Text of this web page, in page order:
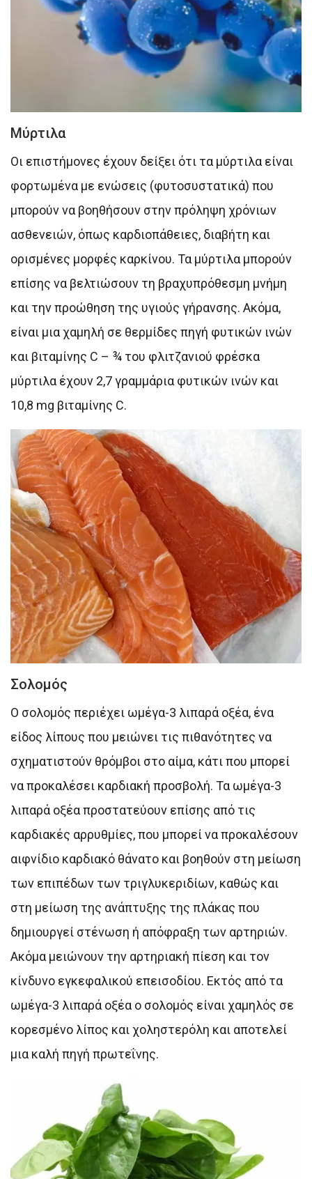
Μύρτιλα
Οι επιστήμονες έχουν δείξει ότι τα μύρτιλα είναι
φορτωμένα με ενώσεις (φυτοσυστατικά) που
μπορούν να βοηθήσουν στην πρόληψη χρόνιων
ασθενειών, όπως καρδιοπάθειες, διαβήτη και
ορισμένες μορφές καρκίνου. Τα μύρτιλα μπορούν
επίσης να βελτιώσουν τη βραχυπρόθεσμη μνήμη
και την προώθηση της υγιούς γήρανσης. Ακόμα,
είναι μια χαμηλή σε θερμίδες πηγή φυτικών ινών
και βιταμίνης C – ¾ του φλιτζανιού φρέσκα
μύρτιλα έχουν 2,7 γραμμάρια φυτικών ινών και
10,8 mg βιταμίνης C.
Σολομός
Ο σολομός περιέχει ωμέγα-3 λιπαρά οξέα, ένα
είδος λίπους που μειώνει τις πιθανότητες να
σχηματιστούν θρόμβοι στο αίμα, κάτι που μπορεί
να προκαλέσει καρδιακή προσβολή. Τα ωμέγα-3
λιπαρά οξέα προστατεύουν επίσης από τις
καρδιακές αρρυθμίες, που μπορεί να προκαλέσουν
αιφνίδιο καρδιακό θάνατο και βοηθούν στη μείωση
των επιπέδων των τριγλυκεριδίων, καθώς και
στη μείωση της ανάπτυξης της πλάκας που
δημιουργεί στένωση ή απόφραξη των αρτηριών.
Ακόμα μειώνουν την αρτηριακή πίεση και τον
κίνδυνο εγκεφαλικού επεισοδίου. Εκτός από τα
ωμέγα-3 λιπαρά οξέα ο σολομός είναι χαμηλός σε
κορεσμένο λίπος και χοληστερόλη και αποτελεί
μια καλή πηγή πρωτεΐνης.